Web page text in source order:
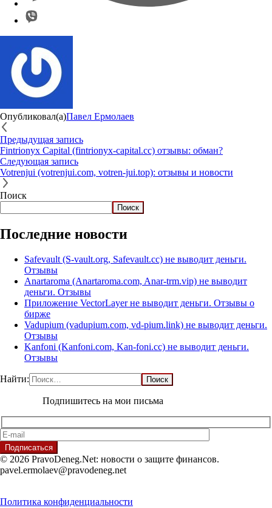
Опубликовал(а)Павел Ермолаев
Предыдущая запись
Fintrionyx Capital (fintrionyx-capital.cc) отзывы: обман?
Следующая запись
Votrenjui (votrenjui.com, votren-jui.top): отзывы и новости
Поиск
Поиск
Последние новости
Safevault (S-vault.org, Safevault.cc) не выводит деньги.
Отзывы
Anartaroma (Anartaroma.com, Anar-trm.vip) не выводит
деньги. Отзывы
Приложение VectorLayer не выводит деньги. Отзывы о
бирже
Vadupium (vadupium.com, vd-pium.link) не выводит деньги.
Отзывы
Kanfoni (Kanfoni.com, Kan-foni.cc) не выводит деньги.
Отзывы
Найти:
Подпишитесь на мои письма
© 2026 PravoDeneg.Net: новости о защите финансов.
pavel.ermolaev@pravodeneg.net
Политика конфиденциальности